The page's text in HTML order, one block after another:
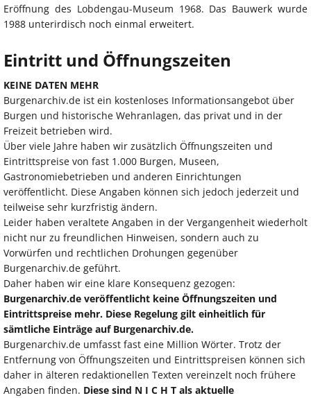
Eröffnung des Lobdengau-Museum 1968. Das Bauwerk wurde
1988 unterirdisch noch einmal erweitert.
Eintritt und Öffnungszeiten
KEINE DATEN MEHR
Burgenarchiv.de ist ein kostenloses Informationsangebot über
Burgen und historische Wehranlagen, das privat und in der
Freizeit betrieben wird.
Über viele Jahre haben wir zusätzlich Öffnungszeiten und
Eintrittspreise von fast 1.000 Burgen, Museen,
Gastronomiebetrieben und anderen Einrichtungen
veröffentlicht. Diese Angaben können sich jedoch jederzeit und
teilweise sehr kurzfristig ändern.
Leider haben veraltete Angaben in der Vergangenheit wiederholt
nicht nur zu freundlichen Hinweisen, sondern auch zu
Vorwürfen und rechtlichen Drohungen gegenüber
Burgenarchiv.de geführt.
Daher haben wir eine klare Konsequenz gezogen:
Burgenarchiv.de veröffentlicht keine Öffnungszeiten und
Eintrittspreise mehr. Diese Regelung gilt einheitlich für
sämtliche Einträge auf Burgenarchiv.de.
Burgenarchiv.de umfasst fast eine Million Wörter. Trotz der
Entfernung von Öffnungszeiten und Eintrittspreisen können sich
daher in älteren redaktionellen Texten vereinzelt noch frühere
Angaben finden. Diese sind N I C H T als aktuelle